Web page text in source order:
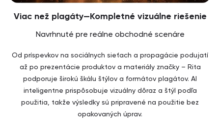
Viac než plagáty—Kompletné vizuálne riešenie
Navrhnuté pre reálne obchodné scenáre
Od príspevkov na sociálnych sieťach a propagácie podujatí
až po prezentácie produktov a materiály značky – Rita
podporuje širokú škálu štýlov a formátov plagátov. AI
inteligentne prispôsobuje vizuálny dôraz a štýl podľa
použitia, takže výsledky sú pripravené na použitie bez
opakovaných úprav.